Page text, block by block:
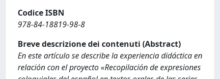
Codice ISBN
978-84-18819-98-8
Breve descrizione dei contenuti (Abstract)
En este artículo se describe la experiencia didáctica en
relación con el proyecto «Recopilación de expresiones